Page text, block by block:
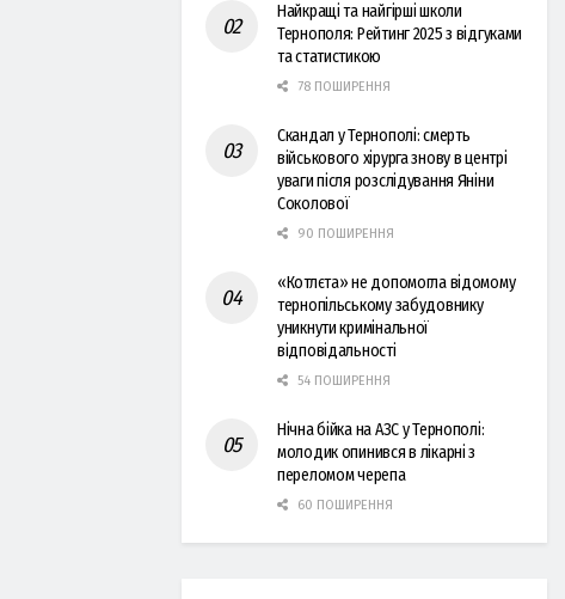
Найкращі та найгірші школи
Тернополя: Рейтинг 2025 з відгуками
та статистикою
78 ПОШИРЕННЯ
Скандал у Тернополі: смерть
військового хірурга знову в центрі
уваги після розслідування Яніни
Соколової
90 ПОШИРЕННЯ
«Котлєта» не допомогла відомому
тернопільському забудовнику
уникнути кримінальної
відповідальності
54 ПОШИРЕННЯ
Нічна бійка на АЗС у Тернополі:
молодик опинився в лікарні з
переломом черепа
60 ПОШИРЕННЯ